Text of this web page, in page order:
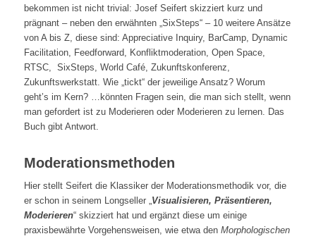
bekommen ist nicht trivial: Josef Seifert skizziert kurz und
prägnant – neben den erwähnten „SixSteps“ – 10 weitere Ansätze
von A bis Z, diese sind: Appreciative Inquiry, BarCamp, Dynamic
Facilitation, Feedforward, Konfliktmoderation, Open Space,
RTSC, SixSteps, World Café, Zukunftskonferenz,
Zukunftswerkstatt. Wie „tickt“ der jeweilige Ansatz? Worum
geht’s im Kern? …könnten Fragen sein, die man sich stellt, wenn
man gefordert ist zu Moderieren oder Moderieren zu lernen. Das
Buch gibt Antwort.
Moderationsmethoden
Hier stellt Seifert die Klassiker der Moderationsmethodik vor, die
er schon in seinem Longseller „Visualisieren, Präsentieren,
Moderieren“ skizziert hat und ergänzt diese um einige
praxisbewährte Vorgehensweisen, wie etwa den Morphologischen